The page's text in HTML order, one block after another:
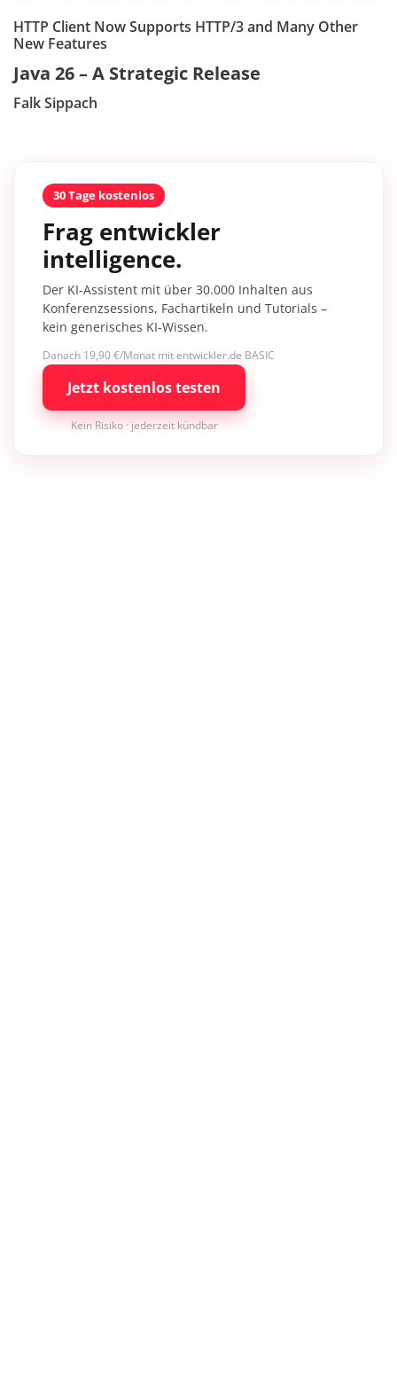
HTTP Client Now Supports HTTP/3 and Many Other
New Features
Java 26 – A Strategic Release
Falk Sippach
30 Tage kostenlos
Frag entwickler
intelligence.
Der KI-Assistent mit über 30.000 Inhalten aus
Konferenzsessions, Fachartikeln und Tutorials –
kein generisches KI-Wissen.
Danach 19,90 €/Monat mit entwickler.de BASIC
Jetzt kostenlos testen
Kein Risiko · jederzeit kündbar